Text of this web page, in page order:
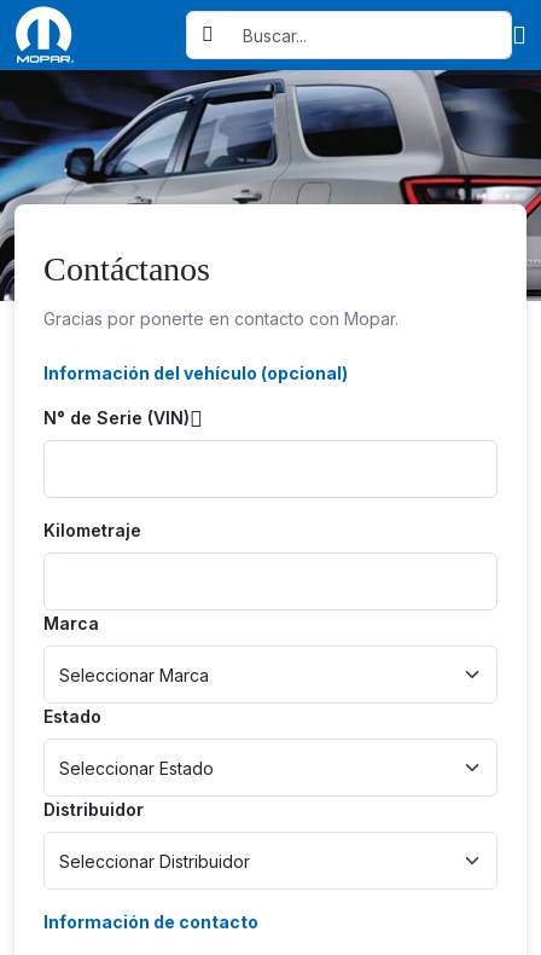
Contáctanos
Gracias por ponerte en contacto con Mopar.
Información del vehículo (opcional)
N° de Serie (VIN)
Kilometraje
Marca
Estado
Distribuidor
Información de contacto